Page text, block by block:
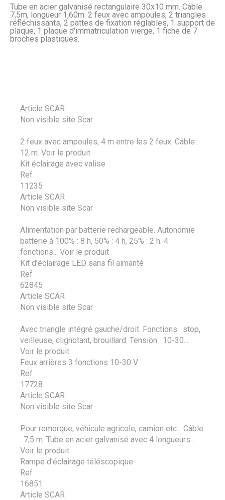
Tube en acier galvanisé rectangulaire 30x10 mm. Câble
7,5m, longueur 1,60m. 2 feux avec ampoules, 2 triangles
réfléchissants, 2 pattes de fixation réglables, 1 support de
plaque, 1 plaque d'immatriculation vierge, 1 fiche de 7
broches plastiques.
Article SCAR
Non visible site Scar
2 feux avec ampoules, 4 m entre les 2 feux. Câble :
12 m. Voir le produit
Kit éclairage avec valise
Ref
11235
Article SCAR
Non visible site Scar
Alimentation par batterie rechargeable. Autonomie
batterie à 100% : 8 h, 50% : 4 h, 25% : 2 h. 4
fonctions...
Voir le produit
Kit d’éclairage LED sans fil aimanté
Ref
62845
Article SCAR
Non visible site Scar
Avec triangle intégré gauche/droit. Fonctions : stop,
veilleuse, clignotant, brouillard. Tension : 10-30....
Voir le produit
Feux arrières 3 fonctions 10-30 V
Ref
17728
Article SCAR
Non visible site Scar
Pour remorque, véhicule agricole, camion etc... Câble
: 7,5 m. Tube en acier galvanisé avec 4 longueurs...
Voir le produit
Rampe d'éclairage téléscopique
Ref
16851
Article SCAR